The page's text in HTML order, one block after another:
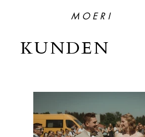
MOERI
KUNDEN